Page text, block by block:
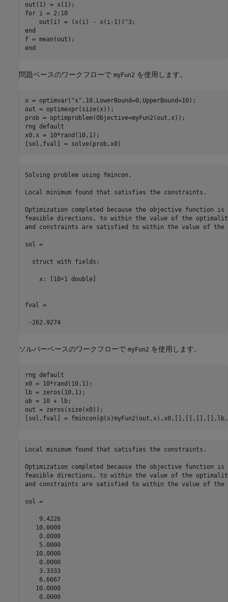
for i = 2:10
end
end
問題ベースのワークフローで myFun2 を使用します。
x = optimvar( "x" ,10,LowerBound=0,UpperBound=10);
out = optimexpr(size(x));
prob = optimproblem(Objective=myFun2(out,x));
rng default
x0.x = 10*rand(10,1);
[sol,fval] = solve(prob,x0)
Solving problem using fmincon.
Local minimum found that satisfies the constraints.
Optimization completed because the objective function
feasible directions, to within the value of the
and constraints are satisfied to within the value of the
sol =
  struct with fields:
    x: [10×1 double]
fval =
-262.9274
ソルバーベースのワークフローで myFun2 を使用します。
rng default
x0 = 10*rand(10,1);
lb = zeros(10,1);
ub = 10 + lb;
out = zeros(size(x0));
[sol,fval] =
Local minimum found that satisfies the constraints.
Optimization completed because the objective function
feasible directions, to within the value of the
and constraints are satisfied to within the value of the
sol =
    9.4226
   10.0000
    0.0000
    5.0000
   10.0000
    0.0000
    3.3333
    6.6667
   10.0000
    0.0000